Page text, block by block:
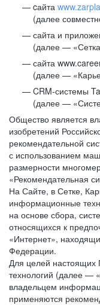
cайта
(далее
сайта и
(далее —
сайта
(далее —
CRM-системы
(далее —
Общество является
изобретений
рекомендательной
с использованием
размерности
«Рекомендательная
На Сайте, в Сетке,
информационные
на основе сбора,
относящихся к
«Интернет»,
Федерации.
Для целей настоящих
технологий (далее —
владельцем
применяются